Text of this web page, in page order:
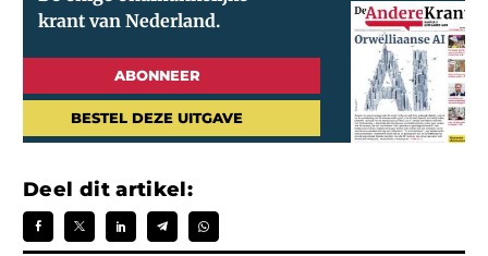
ABONNEER
BESTEL DEZE UITGAVE
Deel dit artikel: